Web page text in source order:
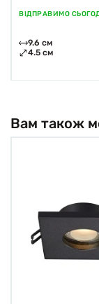
ВІДПРАВИМО
9.6 см
4.5 см
Вам також